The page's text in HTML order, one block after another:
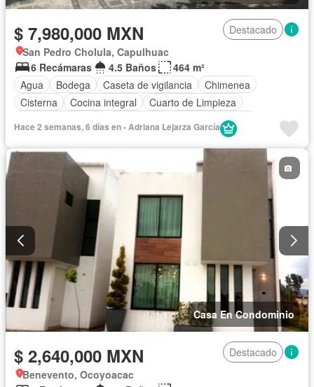
$ 7,980,000 MXN
Destacado
San Pedro Cholula, Capulhuac
6 Recámaras
4.5 Baños
464 m²
Agua
Bodega Caseta de vigilancia
Chimenea
Cisterna
Cocina integral
Cuarto de Limpieza
Estacionamiento
Recámara con closet
Sala polivalente
Zonas verdes
Hace 2 semanas, 6 días en - Adriana Lejarza García
Casa En Condominio
$ 2,640,000 MXN
Destacado
Benevento, Ocoyoacac